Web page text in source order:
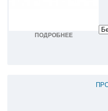
ПОДРОБНЕЕ